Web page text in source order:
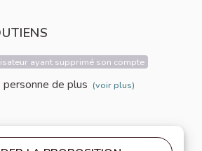
ayant supprimé son compte
de plus (voir plus)